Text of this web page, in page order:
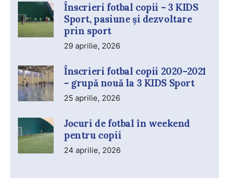
Înscrieri fotbal copii – 3 KIDS
Sport, pasiune și dezvoltare
prin sport
29 aprilie, 2026
Înscrieri fotbal copii 2020–2021
– grupă nouă la 3 KIDS Sport
25 aprilie, 2026
Jocuri de fotbal în weekend
pentru copii
24 aprilie, 2026